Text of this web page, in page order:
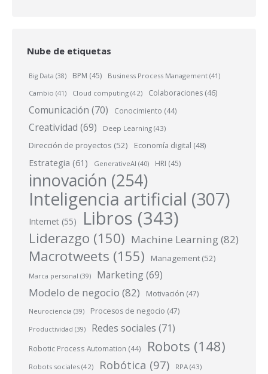
Nube de etiquetas
Big Data (38) BPM (45) Business Process Management (41)
Cambio (41) Cloud computing (42) Colaboraciones (46)
Comunicación (70) Conocimiento (44)
Creatividad (69) Deep Learning (43)
Dirección de proyectos (52) Economía digital (48)
Estrategia (61) GenerativeAI (40) HRI (45)
innovación (254)
Inteligencia artificial (307)
Internet (55) Libros (343)
Liderazgo (150) Machine Learning(82)
Macrotweets (155) Management (52)
Marca personal (39) Marketing (69)
Modelo de negocio (82) Motivación (47)
Neurociencia (39) Procesos de negocio (47)
Productividad (39) Redes sociales (71)
Robotic Process Automation (44) Robots (148)
Robots sociales (42) Robótica (97) RPA (43)